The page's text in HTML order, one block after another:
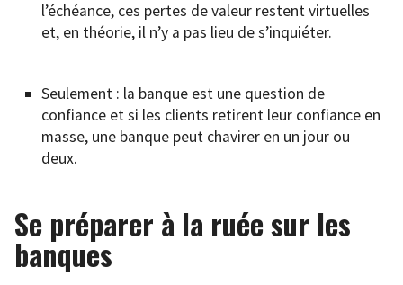
l’échéance, ces pertes de valeur restent virtuelles
et, en théorie, il n’y a pas lieu de s’inquiéter.
Seulement : la banque est une question de
confiance et si les clients retirent leur confiance en
masse, une banque peut chavirer en un jour ou
deux.
Se préparer à la ruée sur les
banques